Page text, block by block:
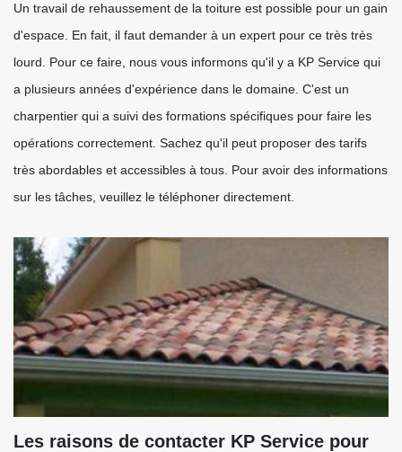
Un travail de rehaussement de la toiture est possible pour un gain
d'espace. En fait, il faut demander à un expert pour ce très très
lourd. Pour ce faire, nous vous informons qu'il y a KP Service qui
a plusieurs années d'expérience dans le domaine. C'est un
charpentier qui a suivi des formations spécifiques pour faire les
opérations correctement. Sachez qu'il peut proposer des tarifs
très abordables et accessibles à tous. Pour avoir des informations
sur les tâches, veuillez le téléphoner directement.
Les raisons de contacter KP Service pour